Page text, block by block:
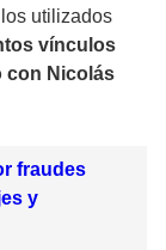
utilizados
vínculos
con Nicolás
fraudes
y